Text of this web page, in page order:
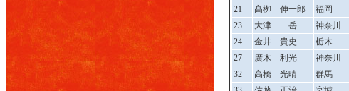
21
髙栁 伸一郎 福岡
23
大津 岳 神奈川
24
金井 貴史 栃木
27
廣木 利光 神奈川
32
高橋 光晴 群馬